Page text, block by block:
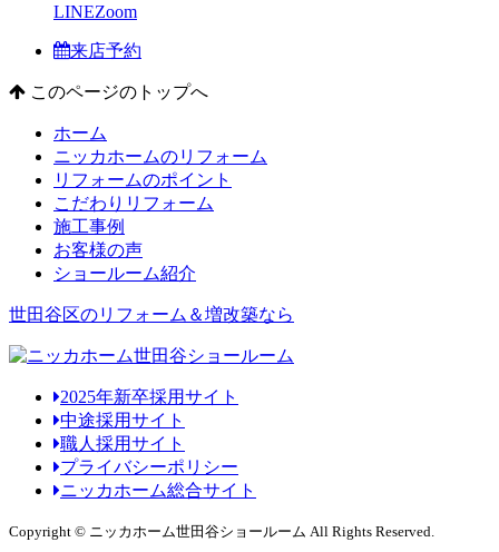
LINEZoom
来店予約
このページのトップへ
ホーム
ニッカホームのリフォーム
リフォームのポイント
こだわりリフォーム
施工事例
お客様の声
ショールーム紹介
世田谷区のリフォーム＆増改築なら
2025年新卒採用サイト
中途採用サイト
職人採用サイト
プライバシーポリシー
ニッカホーム総合サイト
Copyright © ニッカホーム世田谷ショールーム All Rights Reserved.